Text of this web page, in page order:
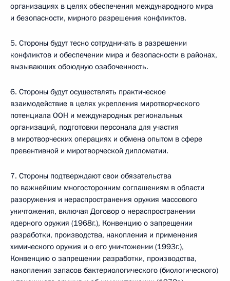
организациях в целях обеспечения международного мира
и безопасности, мирного разрешения конфликтов.
5. Стороны будут тесно сотрудничать в разрешении
конфликтов и обеспечении мира и безопасности в районах,
вызывающих обоюдную озабоченность.
6. Стороны будут осуществлять практическое
взаимодействие в целях укрепления миротворческого
потенциала ООН и международных региональных
организаций, подготовки персонала для участия
в миротворческих операциях и обмена опытом в сфере
превентивной и миротворческой дипломатии.
7. Стороны подтверждают свои обязательства
по важнейшим многосторонним соглашениям в области
разоружения и нераспространения оружия массового
уничтожения, включая Договор о нераспространении
ядерного оружия (1968г.), Конвенцию о запрещении
разработки, производства, накопления и применения
химического оружия и о его уничтожении (1993г.),
Конвенцию о запрещении разработки, производства,
накопления запасов бактериологического (биологического)